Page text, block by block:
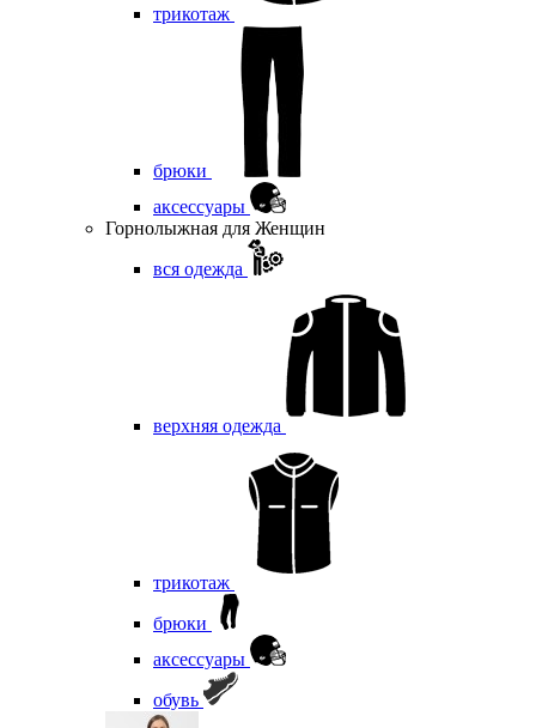
трикотаж
брюки
аксессуары
Горнолыжная для Женщин
вся одежда
верхняя одежда
трикотаж
брюки
аксессуары
обувь